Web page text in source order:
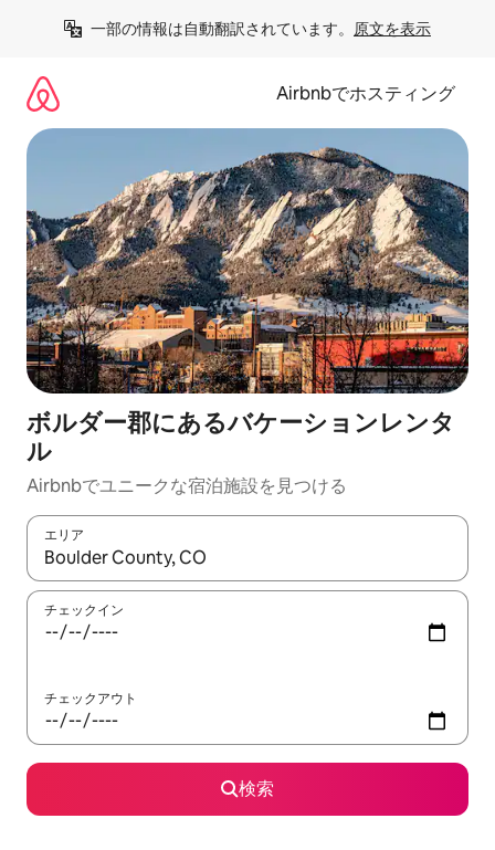
一部の情報は自動翻訳されています。 原文を表示
Airbnbでホスティング
ボルダー郡にあるバケーションレンタ
ル
Airbnbでユニークな宿泊施設を見つける
エリア
検索結果が表示されたら、上下の矢印キーを使って移動するか
チェックイン
チェックアウト
検索